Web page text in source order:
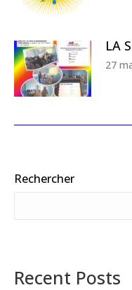
LA
27
Rechercher
Recent Posts